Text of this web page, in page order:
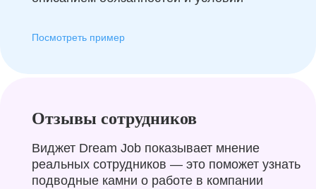
Посмотреть пример
Отзывы сотрудников
Виджет Dream Job показывает мнение
реальных сотрудников — это поможет узнать
подводные камни о работе в компании